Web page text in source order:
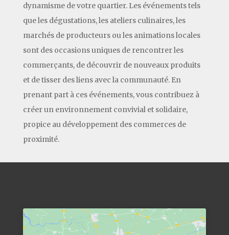
dynamisme de votre quartier. Les événements tels
que les dégustations, les ateliers culinaires, les
marchés de producteurs ou les animations locales
sont des occasions uniques de rencontrer les
commerçants, de découvrir de nouveaux produits
et de tisser des liens avec la communauté. En
prenant part à ces événements, vous contribuez à
créer un environnement convivial et solidaire,
propice au développement des commerces de
proximité.